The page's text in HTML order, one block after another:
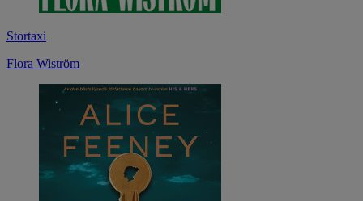
Stortaxi
Flora Wiström